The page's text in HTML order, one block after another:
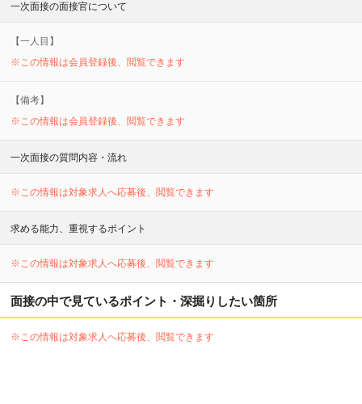
一次面接の面接官について
【一人目】
※この情報は会員登録後、閲覧できます
【備考】
※この情報は会員登録後、閲覧できます
一次面接の質問内容・流れ
※この情報は対象求人へ応募後、閲覧できます
求める能力、重視するポイント
※この情報は対象求人へ応募後、閲覧できます
面接の中で見ているポイント・深掘りしたい箇所
※この情報は対象求人へ応募後、閲覧できます